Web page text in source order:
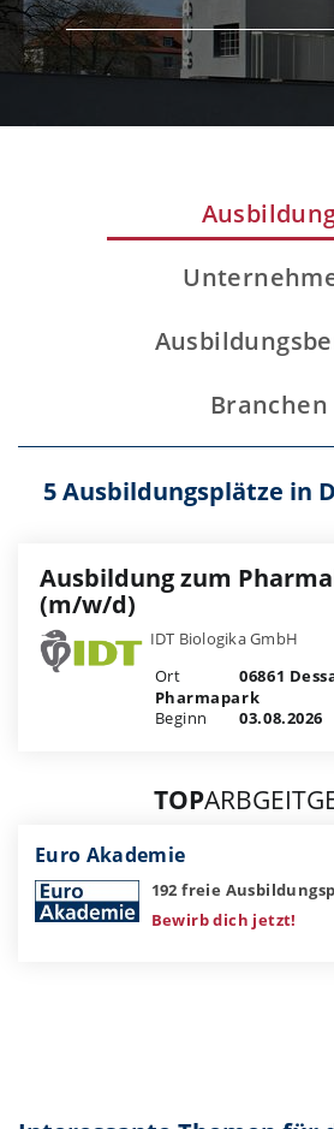
Branchen
5 Ausbildungsplätze in
Ausbildung zum
(m/w/d)
IDT Biologika GmbH
Ort
06861
Pharmapark
Beginn
03.08.2026
TOP
Euro Akademie
192 freie
Bewirb dich jetzt!